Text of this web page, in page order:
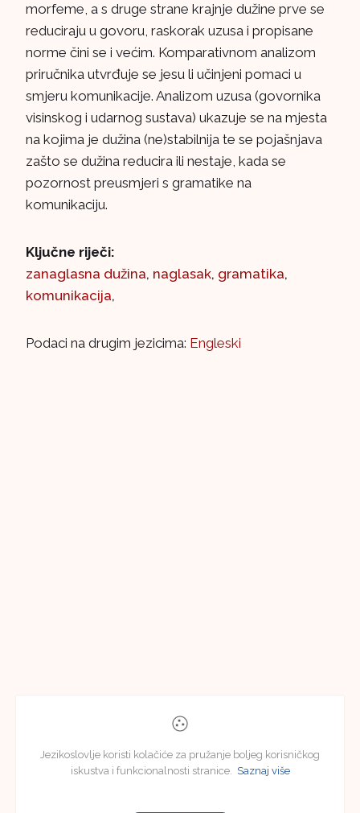
morfeme, a s druge strane krajnje dužine prve se
reduciraju u govoru, raskorak uzusa i propisane
norme čini se i većim. Komparativnom analizom
priručnika utvrđuje se jesu li učinjeni pomaci u
smjeru komunikacije. Analizom uzusa (govornika
visinskog i udarnog sustava) ukazuje se na mjesta
na kojima je dužina (ne)stabilnija te se pojašnjava
zašto se dužina reducira ili nestaje, kada se
pozornost preusmjeri s gramatike na
komunikaciju.
Ključne riječi:
zanaglasna dužina, naglasak, gramatika,
komunikacija,
Podaci na drugim jezicima: Engleski
Jezikoslovlje koristi kolačiće za pružanje boljeg korisničkog
iskustva i funkcionalnosti stranice. Saznaj više